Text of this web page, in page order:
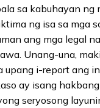
sa kabuhayan ng
ng isa sa mga
ang mga legal
Unang-una,
upang i-report ang
ay isang
seryosong